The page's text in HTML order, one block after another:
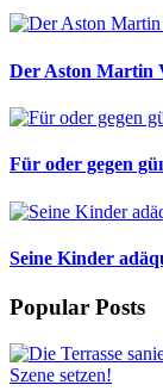
Der Aston Martin
Für oder gegen
Seine Kinder
Popular Posts